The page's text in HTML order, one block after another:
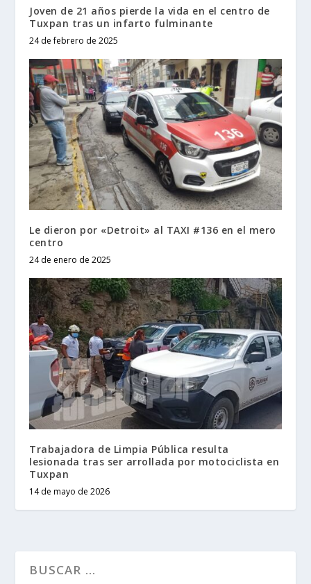
Joven de 21 años pierde la vida en el centro de
Tuxpan tras un infarto fulminante
24 de febrero de 2025
Le dieron por «Detroit» al TAXI #136 en el mero
centro
24 de enero de 2025
Trabajadora de Limpia Pública resulta
lesionada tras ser arrollada por motociclista en
Tuxpan
14 de mayo de 2026